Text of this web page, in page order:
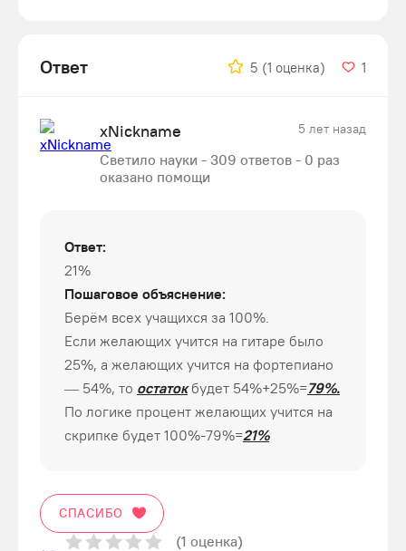
Ответ 5 (1 оценка) 1
xNickname 5 лет назад
Светило науки - 309 ответов - 0 раз
оказано помощи
Ответ:
21%
Пошаговое объяснение:
Берём всех учащихся за 100%.
Если желающих учится на гитаре было
25%, а желающих учится на фортепиано
— 54%, то остатокбудет 54%+25%=79%.
По логике процент желающих учится на
скрипке будет 100%-79%=21%
СПАСИБО
(1 оценка)